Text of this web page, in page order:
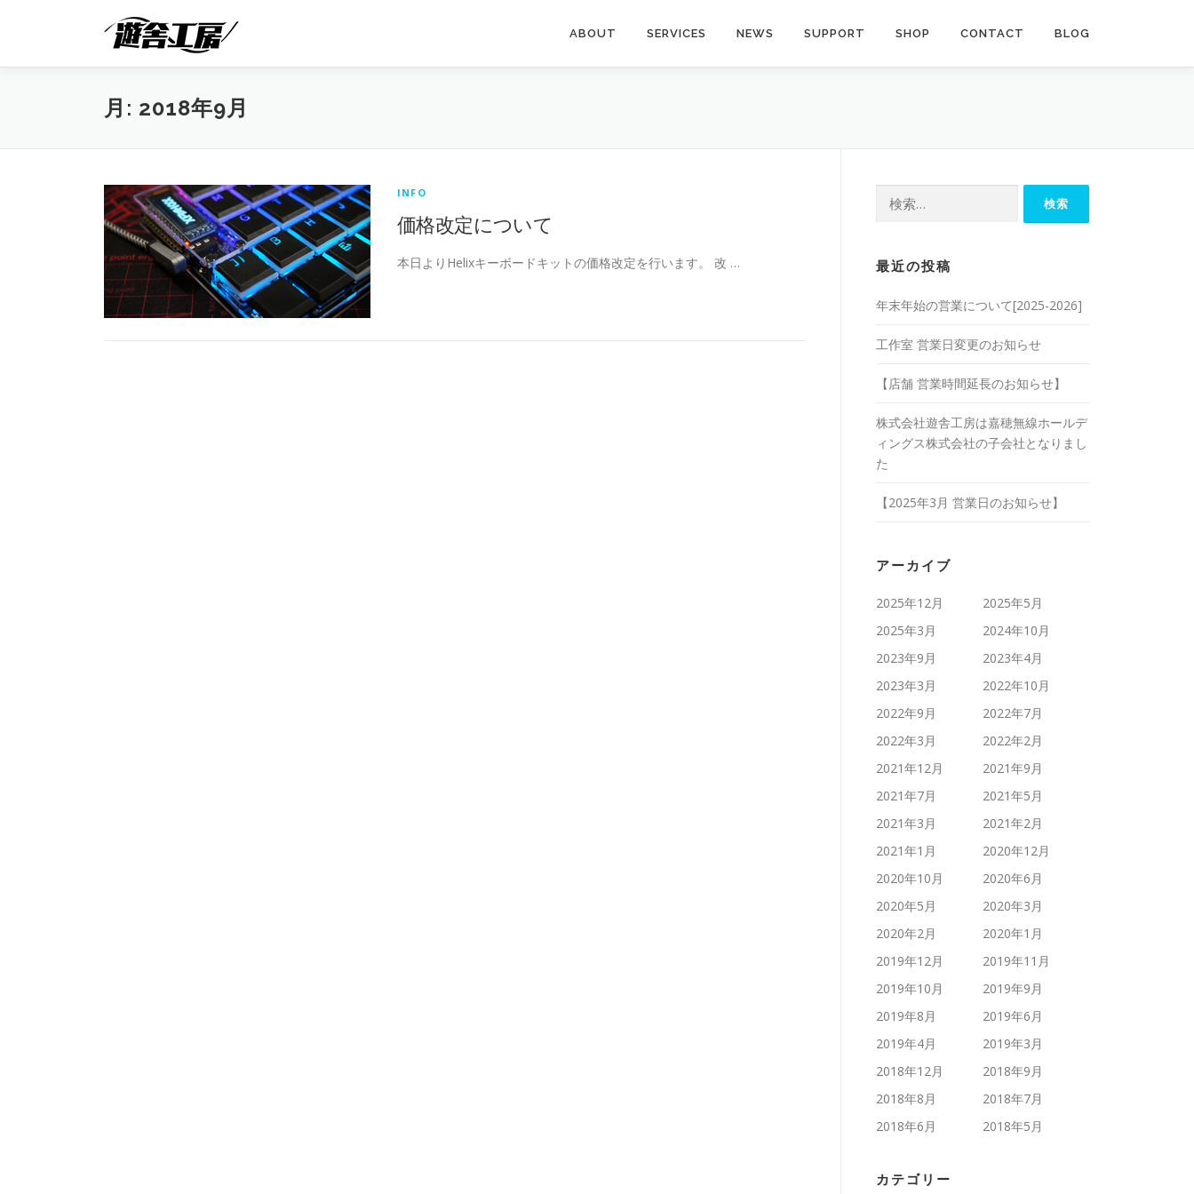
ン
ABOUT SERVICES NEWS SUPPORT SHOP CONTACT BLOG
月: 2018年9月
INFO
価格改定について
本日よりHelixキーボードキットの価格改定を行います。 改 … 最近の投稿
年末年始の営業について[2025-2026]
工作室 営業日変更のお知らせ
【店舗 営業時間延長のお知らせ】
株式会社遊舎工房は嘉穂無線ホールデ
ィングス株式会社の子会社となりまし
た
【2025年3月 営業日のお知らせ】
アーカイブ
2025年12月
2025年5月
2025年3月
2024年10月
2023年9月
2023年4月
2023年3月
2022年10月
2022年9月
2022年7月
2022年3月
2022年2月
2021年12月
2021年9月
2021年7月
2021年5月
2021年3月
2021年2月
2021年1月
2020年12月
2020年10月
2020年6月
2020年5月
2020年3月
2020年2月
2020年1月
2019年12月
2019年11月
2019年10月
2019年9月
2019年8月
2019年6月
2019年4月
2019年3月
2018年12月
2018年9月
2018年8月
2018年7月
2018年6月
2018年5月
カテゴリー